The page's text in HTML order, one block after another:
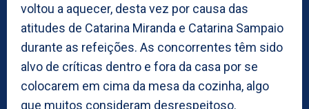
voltou a aquecer, desta vez por causa das
atitudes de Catarina Miranda e Catarina Sampaio
durante as refeições. As concorrentes têm sido
alvo de críticas dentro e fora da casa por se
colocarem em cima da mesa da cozinha, algo
que muitos consideram desrespeitoso.